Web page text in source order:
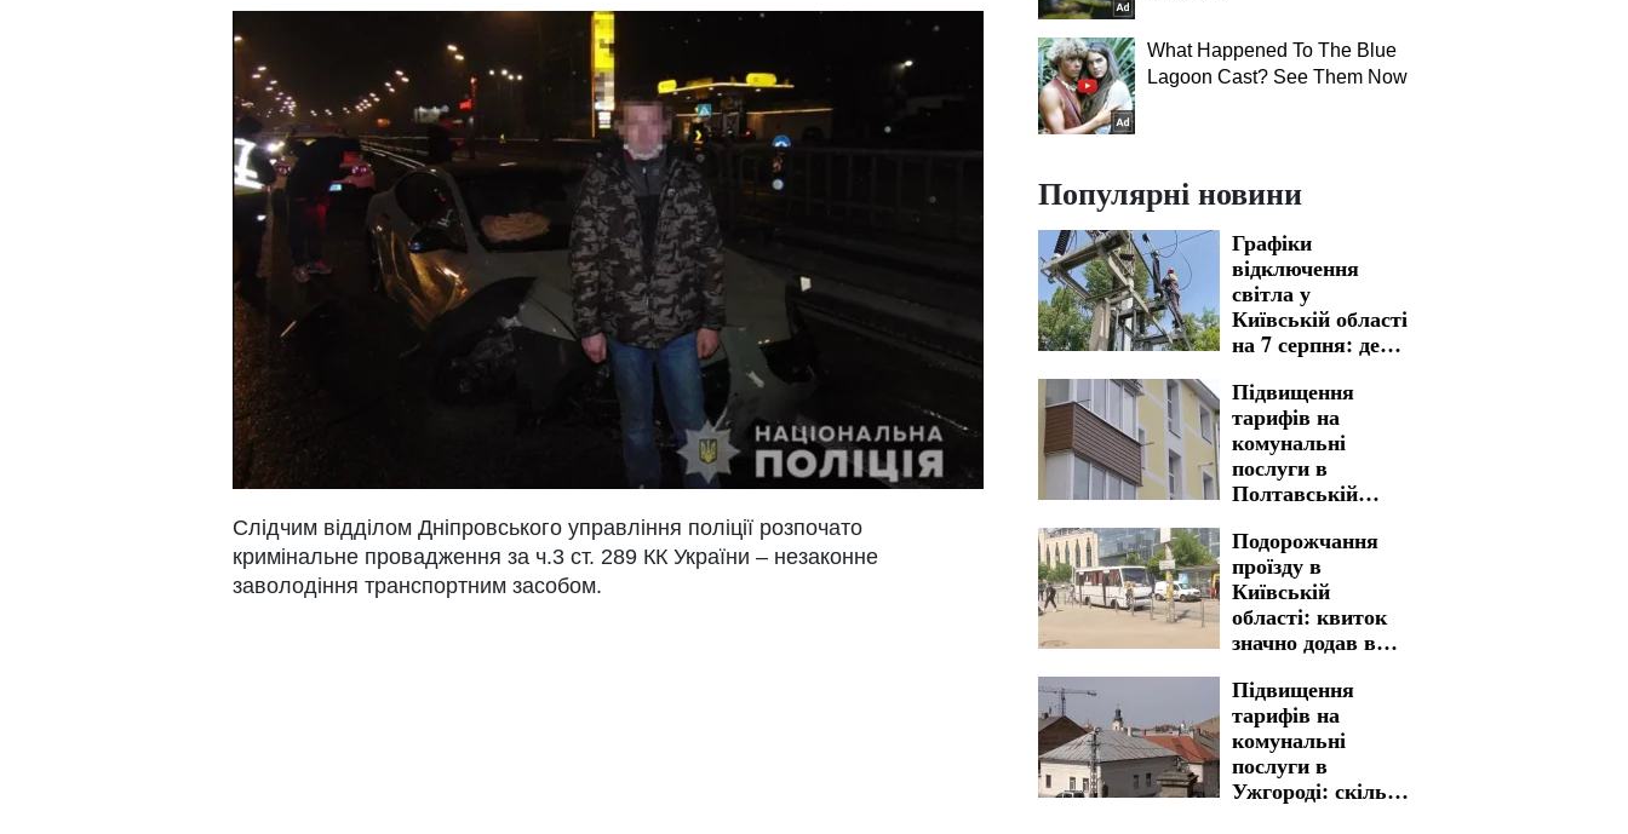
Слідчим відділом Дніпровського управління поліції розпочато
кримінальне провадження за ч.3 ст. 289 КК України – незаконне
заволодіння транспортним засобом.
What Happened To The Blue
Lagoon Cast? See Them Now
Популярні новини
Графіки
відключення
світла у
Київській області
на 7 серпня: де
готовими до
тривалих
незручностей
Підвищення
тарифів на
комунальні
послуги в
Полтавській
вартість стала
реальністю
Подорожчання
проїзду в
Київській
області: квиток
значно додав в
Підвищення
тарифів на
комунальні
послуги в
Ужгороді: скільки